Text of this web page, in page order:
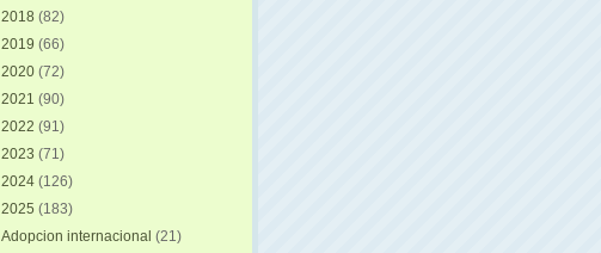
2018 (82)
2019 (66)
2020 (72)
2021 (90)
2022 (91)
2023 (71)
2024 (126)
2025 (183)
Adopcion internacional (21)